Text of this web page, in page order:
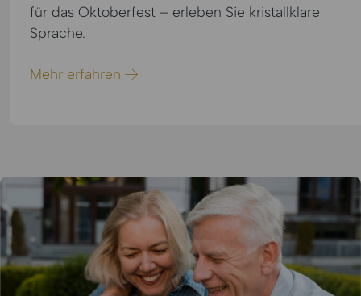
für das Oktoberfest – erleben Sie kristallklare
Sprache.
Mehr erfahren